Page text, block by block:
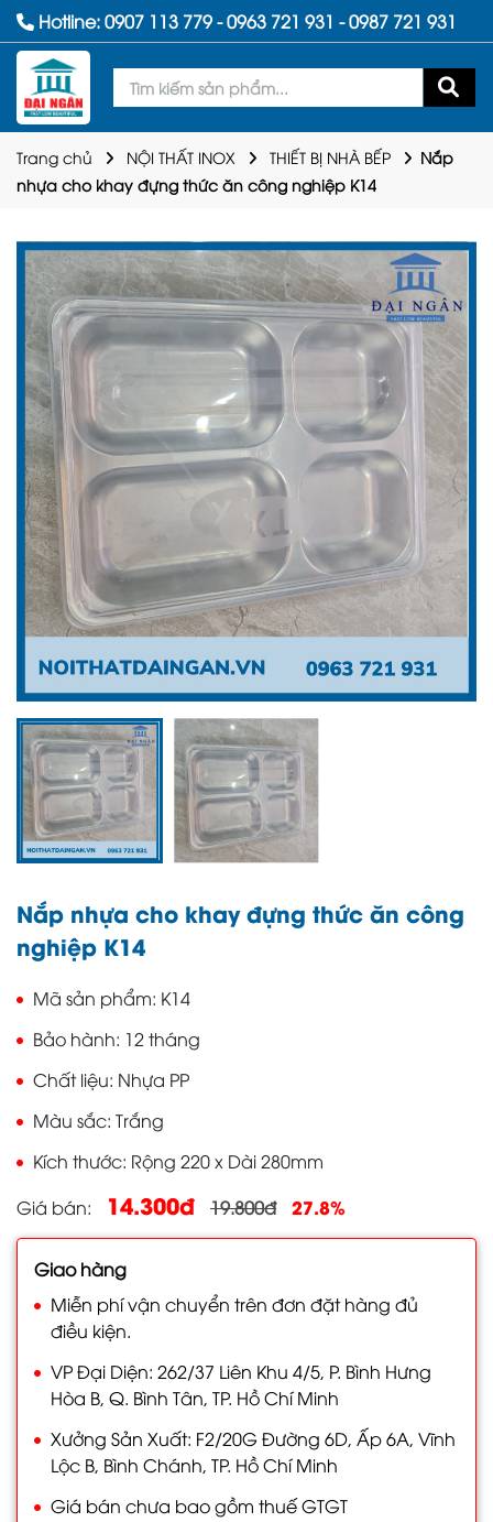
Hotline:0907 113 779-0963 721 931 -0987 721 931
Trang chủ NỘI THẤT INOX THIẾT BỊ NHÀ BẾP
Nắp
nhựa cho khay đựng thức ăn công nghiệp K14
Nắp nhựa cho khay đựng thức ăn công
nghiệp K14
Mã sản phẩm K14
Bảo hành 12 tháng
Chất liệu Nhựa PP
Màu sắc Trắng
Kích thước Rộng 220 x Dài 280mm
Giá bán
14.300đ 19.800đ 27.8%
Giao hàng
Miễn phí vận chuyển trên đơn đặt hàng đủ
điều kiện.
VP Đại Diện: 262/37 Liên Khu 4/5, P. Bình Hưng
Hòa B, Q. Bình Tân, TP. Hồ Chí Minh
Xưởng Sản Xuất: F2/20G Đường 6D, Ấp 6A, Vĩnh
Lộc B, Bình Chánh, TP. Hồ Chí Minh
Giá bán chưa bao gồm thuế GTGT